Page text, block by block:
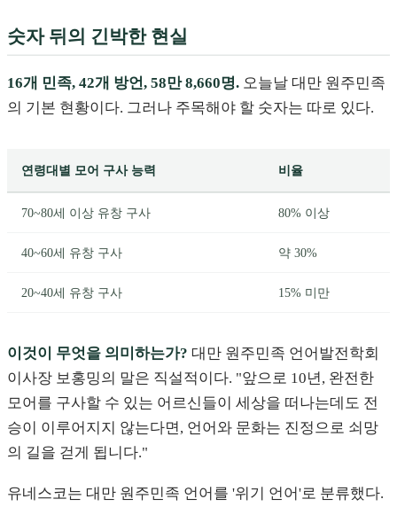
숫자 뒤의 긴박한 현실
16개 민족, 42개 방언, 58만 8,660명. 오늘날 대만 원주민족
의 기본 현황이다. 그러나 주목해야 할 숫자는 따로 있다.
연령대별 모어 구사 능력 비율
70~80세 이상 유창 구사 80% 이상
40~60세 유창 구사 약 30%
20~40세 유창 구사 15% 미만
이것이 무엇을 의미하는가? 대만 원주민족 언어발전학회
이사장 보홍밍의 말은 직설적이다. "앞으로 10년, 완전한
모어를 구사할 수 있는 어르신들이 세상을 떠나는데도 전
승이 이루어지지 않는다면, 언어와 문화는 진정으로 쇠망
의 길을 걷게 됩니다."
유네스코는 대만 원주민족 언어를 '위기 언어'로 분류했다.